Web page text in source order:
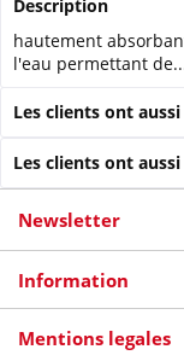
Description
hautement
l'eau permettant
Les clients ont
Les clients ont
Newsletter
Information
Mentions legales